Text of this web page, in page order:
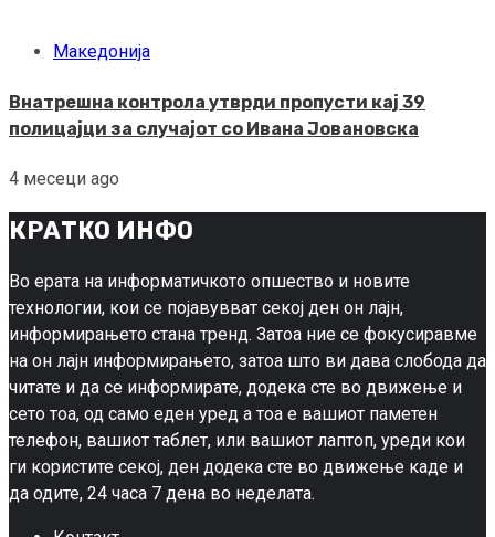
Македонија
Внатрешна контрола утврди пропусти кај 39
полицајци за случајот со Ивана Јовановска
4 месеци ago
КРАТКО ИНФО
Во ерата на информатичкото опшество и новите
технологии, кои се појавувват секој ден он лајн,
информирањето стана тренд. Затоа ние се фокусиравме
на он лајн информирањето, затоа што ви дава слобода да
читате и да се информирате, додека сте во движење и
сето тоа, од само еден уред а тоа е вашиот паметен
телефон, вашиот таблет, или вашиот лаптоп, уреди кои
ги користите секој, ден додека сте во движење каде и
да одите, 24 часа 7 дена во неделата.